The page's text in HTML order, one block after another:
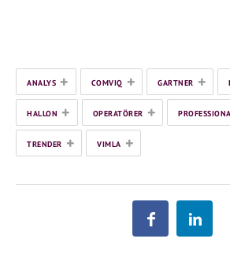
ANALYS + COMVIQ + GARTNER +
HALLON + OPERATÖRER +
TRENDER + VIMLA +